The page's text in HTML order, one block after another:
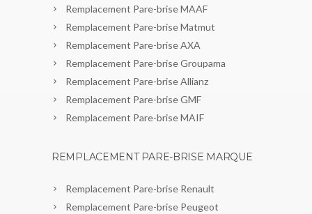
Remplacement Pare-brise MAAF
Remplacement Pare-brise Matmut
Remplacement Pare-brise AXA
Remplacement Pare-brise Groupama
Remplacement Pare-brise Allianz
Remplacement Pare-brise GMF
Remplacement Pare-brise MAIF
REMPLACEMENT PARE-BRISE MARQUE
Remplacement Pare-brise Renault
Remplacement Pare-brise Peugeot